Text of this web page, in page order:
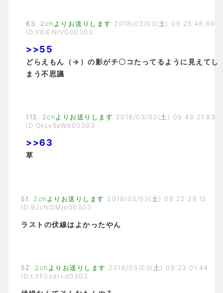
63 : 2chよりお送りします 2018/03/03(土) 09:25:46.69
ID:V8iENIVG00303
>>55
どらえもん（→）の影がチ〇コたってるように見えてし
まう不思議
113 : 2chよりお送りします 2018/03/03(土) 09:40:21.83
ID:GkLv5eWd00303
>>63
草
51 : 2chよりお送りします 2018/03/03(土) 09:22:28.15
ID:9JcNOMje00303
ラストの伏線はよかったやん
52 : 2chよりお送りします 2018/03/03(土) 09:23:01.44
ID:LYF0xdI+d0303